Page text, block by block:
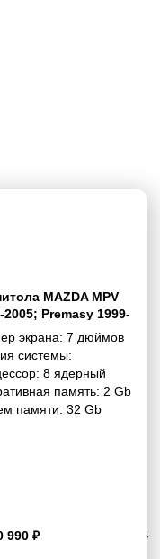
4.4
MAZDA MPV
2005; Premasy 1999-
HAIMA Freema 2006-
7 дюймов - 10.1 2/32
экрана: 7 дюймов
системы:
8 ядерный
память: 2 Gb
памяти: 32 Gb
990 ₽